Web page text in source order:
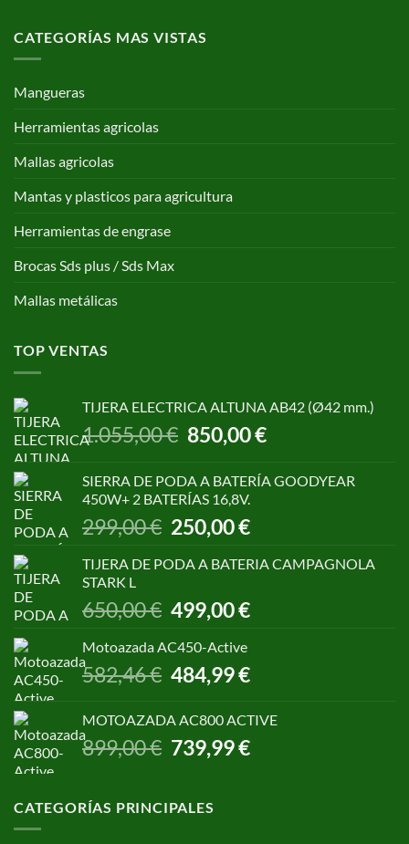
CATEGORÍAS MAS VISTAS
Mangueras
Herramientas agricolas
Mallas agricolas
Mantas y plasticos para agricultura
Herramientas de engrase
Brocas Sds plus / Sds Max
Mallas metálicas
TOP VENTAS
TIJERA ELECTRICA ALTUNA AB42 (Ø42 mm.)
1.055,00€ El
precio
era:
1.055,00 €.
850,00€El
precio
es:
SIERRA DE PODA A BATERÍA GOODYEAR
450W+ 2 BATERÍAS 16,8V.
299,00€ El
precio
original
250,00€El
precio
actual
TIJERA DE PODA A BATERIA CAMPAGNOLA
STARK L
650,00€
El
precio
original
650,00 €.
499,00€El
precio
499,00 €.
Motoazada AC450-Active
582,46€
El
precio
era:
582,46 €.
484,99€El
precio
es:
484,99 €.
MOTOAZADA AC800 ACTIVE
899,00€ El
precio
era:
899,00 €.
739,99€El
precio
CATEGORÍAS PRINCIPALES